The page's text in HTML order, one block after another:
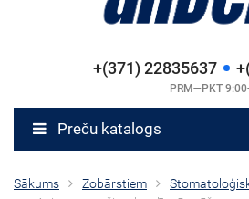
+(371) 22835637
PRM—PKT
Preču katalogs
Sākums Zobārstiem